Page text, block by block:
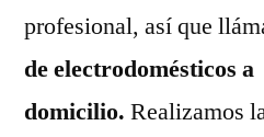
profesional, así que
de electrodomésticos a
domicilio. Realizamos